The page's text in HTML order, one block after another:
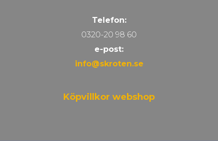
Telefon:
0320-20 98 60
e-post:
info@skroten.se
Köpvillkor webshop